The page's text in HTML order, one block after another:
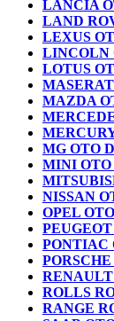
LANCIA
LAND
LEXUS
LINCOLN
LOTUS
MAZDA
MG OTO
MINI OTO
NISSAN
OPEL
PONTIAC
RENAULT
ROLLS
RANGE